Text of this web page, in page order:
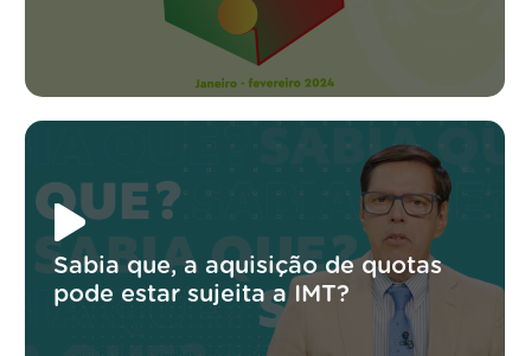
Sabia que, a aquisição de quotas
pode estar sujeita a IMT?